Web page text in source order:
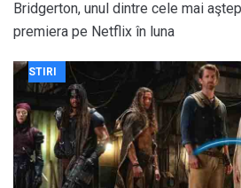
Bridgerton, unul dintre cele mai
premiera pe Netflix în luna
STIRI